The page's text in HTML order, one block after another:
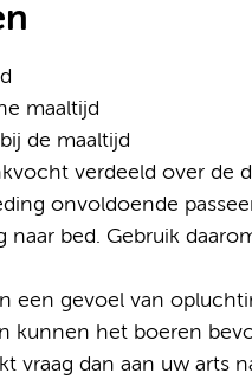
maaltijd
de maaltijd
verdeeld over de
onvoldoende
naar bed. Gebruik
een gevoel van
kunnen het boeren
vraag dan aan uw arts